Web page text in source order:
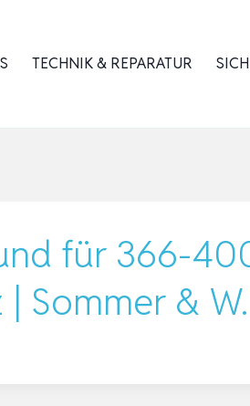
TECHNIK & REPARATUR
für 366-
| Sommer &